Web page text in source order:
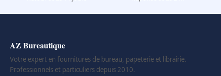
AZ Bureautique
Votre expert en fournitures de bureau, papeterie et librairie.
Professionnels et particuliers depuis 2010.